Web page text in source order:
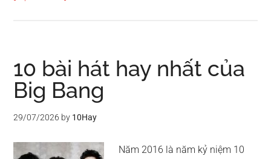
phòng,
đặt
tour
lịch
rẻ
10 bài hát hay nhất của
Big Bang
29/07/2026 by 10Hay
Năm 2016 là năm kỷ niệm 10